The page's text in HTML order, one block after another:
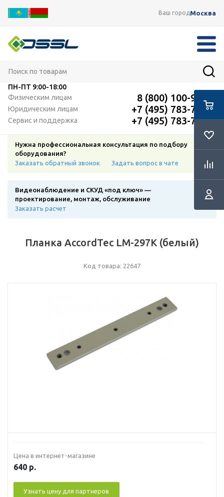
Ваш городМосква
ПН-ПТ 9:00-18:00
Физическим лицам
8 (800) 100-91-12
Юридическим лицам +7 (495) 783-72-87
Сервис и поддержка +7 (495) 783-72-87
Нужна профессиональная консультация по подбору
оборудования?
Заказать обратный звонок
Задать вопрос в чате
Видеонаблюдение и СКУД «под ключ» —
проектирование, монтаж, обслуживание
Заказать расчет
Планка AccordTec LM-297K (белый)
Код товара: 22647
Цена в интернет-магазине
640 р.
Узнать цену для партнеров